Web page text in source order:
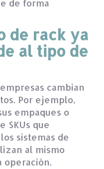
de forma
de rack ya
al tipo de
cambian
Por ejemplo,
empaques o
SKUs que
sistemas de
al mismo
operación.